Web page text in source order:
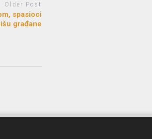
Older Post
spasioci
građane